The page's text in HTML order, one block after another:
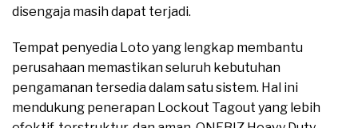
disengaja masih dapat terjadi.
Tempat penyedia Loto yang lengkap membantu
perusahaan memastikan seluruh kebutuhan
pengamanan tersedia dalam satu sistem. Hal ini
mendukung penerapan Lockout Tagout yang lebih